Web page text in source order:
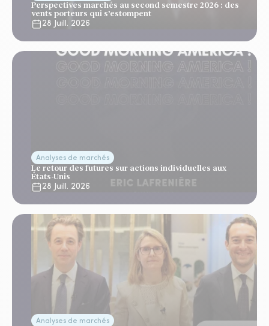
Perspectives marchés au second semestre 2026 : des
vents porteurs qui s’estompent
28 Juill. 2026
Analyses de marchés
Le retour des futures sur actions individuelles aux
États-Unis
28 Juill. 2026
Analyses de marchés